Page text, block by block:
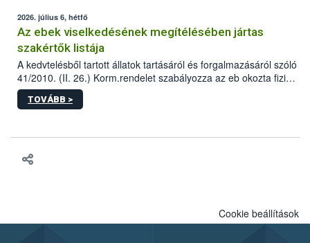
2026. július 6, hétfő
Az ebek viselkedésének megítélésében jártas
szakértők listája
A kedvtelésből tartott állatok tartásáról és forgalmazásáról szóló
41/2010. (II. 26.) Korm.rendelet szabályozza az eb okozta fizikai
sérülés, illetve ennek veszélye keletkezésekor felmerülő
hatósági feladatokat, valamint a veszélyes eb tartását és annak
TOVÁBB >
Cookie beállítások